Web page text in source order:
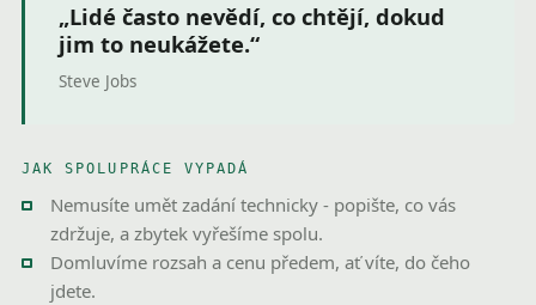
„Lidé často nevědí, co chtějí, dokud
jim to neukážete.“
Steve Jobs
JAK SPOLUPRÁCE VYPADÁ
Nemusíte umět zadání technicky - popište, co vás
zdržuje, a zbytek vyřešíme spolu.
Domluvíme rozsah a cenu předem, ať víte, do čeho
jdete.